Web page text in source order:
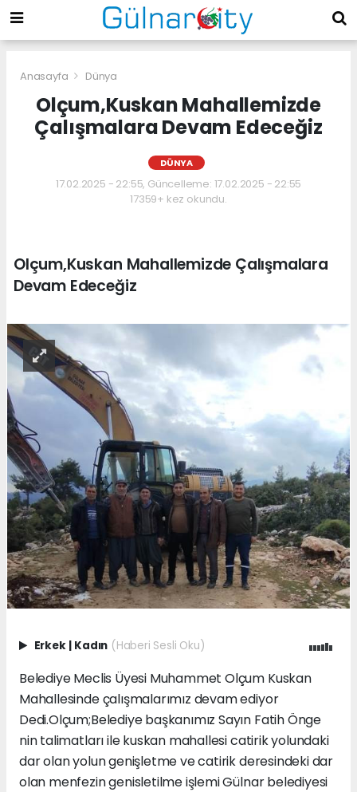
Anasayfa Dünya
Olçum,Kuskan Mahallemizde
Çalışmalara Devam Edeceğiz
DÜNYA
17.02.2025 - 22:55, Güncelleme: 17.02.2025 - 22:55
17359+ kez okundu.
Olçum,Kuskan Mahallemizde Çalışmalara
Devam Edeceğiz
Erkek | Kadın (Haberi Sesli Oku)
Belediye Meclis Üyesi Muhammet Olçum Kuskan
Mahallesinde çalışmalarımız devam ediyor
Dedi.Olçum;Belediye başkanımız Sayın Fatih Önge
nin talimatları ile kuskan mahallesi catirik yolundaki
dar olan yolun genişletme ve catirik deresindeki dar
olan menfezin genisletilme işlemi Gülnar belediyesi